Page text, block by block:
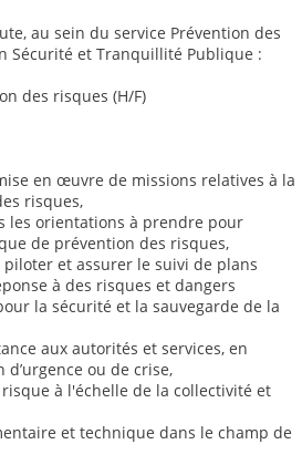
au sein du service Prévention des
Sécurité et Tranquillité Publique :
des risques (H/F)
en œuvre de missions relatives à la
risques,
les orientations à prendre pour
de prévention des risques,
et assurer le suivi de plans
à des risques et dangers
la sécurité et la sauvegarde de la
aux autorités et services, en
ou de crise,
à l'échelle de la collectivité et
et technique dans le champ de